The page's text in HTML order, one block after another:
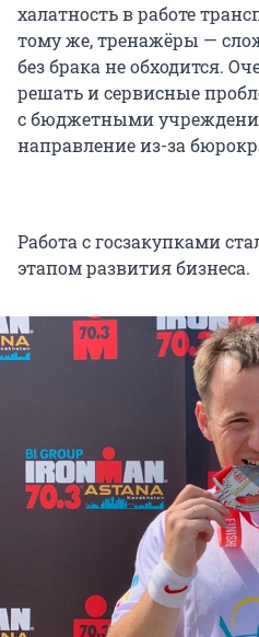
халатность в работе
тому же, тренажёры —
без брака не обходится.
решать и сервисные
с бюджетными
направление из-за
Работа с госзакупками
этапом развития бизнеса.